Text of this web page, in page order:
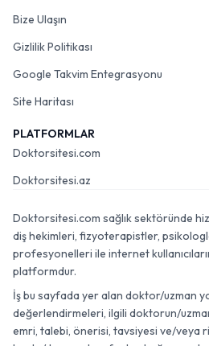
Bize Ulaşın
Gizlilik Politikası
Google Takvim Entegrasyonu
Site Haritası
PLATFORMLAR
Doktorsitesi.com
Doktorsitesi.az
Doktorsitesi.com sağlık sektöründe
diş hekimleri, fizyoterapistler,
profesyonelleri ile internet
platformdur.
İş bu sayfada yer alan doktor/uzman
değerlendirmeleri, ilgili doktorun/
emri, talebi, önerisi, tavsiyesi ve/veya